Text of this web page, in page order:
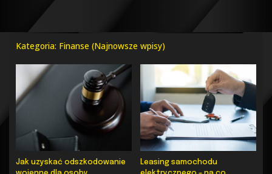
Kategoria: Finanse (Najnowsze wpisy)
Jak uzyskać odszkodowanie
Leasing samochodu